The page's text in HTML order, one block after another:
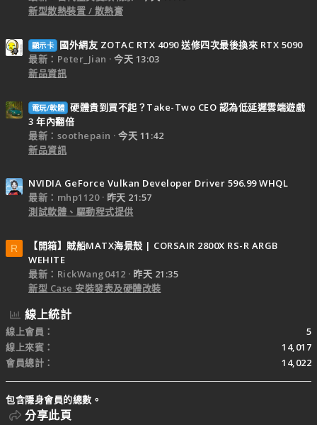
新型散熱裝置 / 散熱膏
顯示卡
國外網友 ZOTAC RTX 4090 送修四次最後換來 RTX 5090
最新：Peter_Jian
今天 13:03
新品資訊
電玩/軟體 硬體貴到買不起？Take-Two CEO 認為低延遲雲端遊戲
3 年內翻倍
最新：soothepain
今天 11:42
新品資訊
NVIDIA GeForce Vulkan Developer Driver 596.99 WHQL
最新：mhp1120
昨天 21:57
測試軟體、驅動程式提供
R
【開箱】賊船MATX海景殼 | CORSAIR 2800X RS-R ARGB
WEHITE
最新：RickWang0412
昨天 21:35
新型 Case 安裝發表及硬體改裝
線上統計
線上會員
5
線上來賓
14,017
會員總計
14,022
包含隱身會員的總數。
分享此頁